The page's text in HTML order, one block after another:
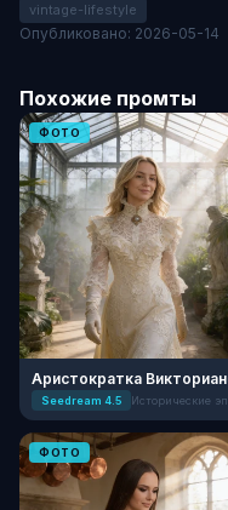
vintage-lifestyle
Опубликовано: 2026-05-14
Похожие промты
ФОТО
Seedream 4.5 Исторические
ФОТО